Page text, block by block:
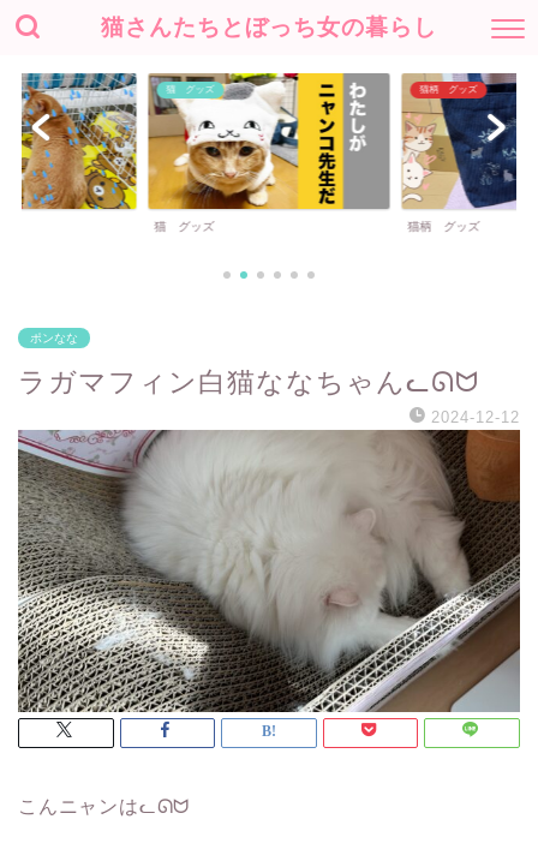
猫さんたちとぼっち女の暮らし
猫 グッズ
猫 グッズ
猫柄 グッズ
猫柄 グッズ
ポンなな
ラガマフィン白猫ななちゃんᓚᘏᗢ
2024-12-12
こんニャンはᓚᘏᗢ